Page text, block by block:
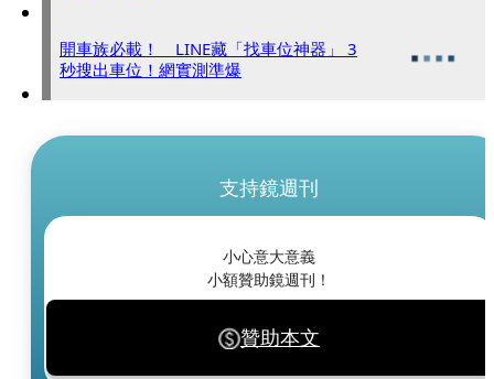
開車族必載！ LINE藏「找車位神器」 3
秒搜出車位！網實測準爆
支持鏡週刊
小心意大意義
小額贊助鏡週刊！
贊助本文